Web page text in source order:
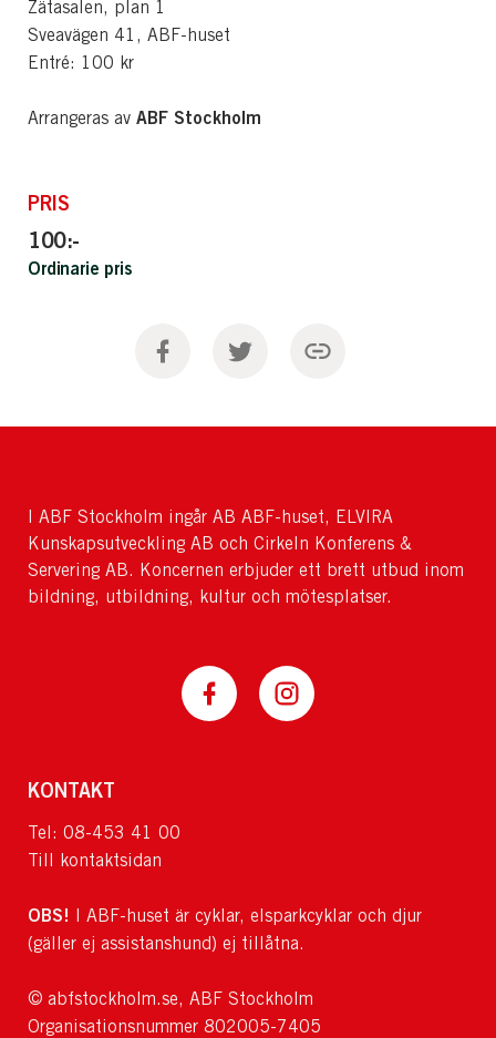
Zätasalen, plan 1
Sveavägen 41, ABF-huset
Entré: 100 kr
Arrangeras av ABF Stockholm
PRIS
100:-
Ordinarie pris
I ABF Stockholm ingår AB ABF-huset, ELVIRA
Kunskapsutveckling AB och Cirkeln Konferens &
Servering AB. Koncernen erbjuder ett brett utbud inom
bildning, utbildning, kultur och mötesplatser.
KONTAKT
Tel: 08-453 41 00
Till kontaktsidan
OBS! I ABF-huset är cyklar, elsparkcyklar och djur
(gäller ej assistanshund) ej tillåtna.
© abfstockholm.se, ABF Stockholm
Organisationsnummer 802005-7405